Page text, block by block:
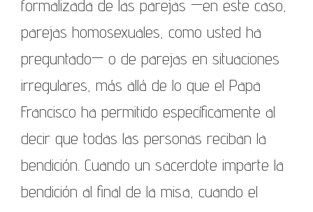
formalizada de las parejas —en este caso,
parejas homosexuales, como usted ha
preguntado— o de parejas en situaciones
irregulares, más allá de lo que el Papa
Francisco ha permitido específicamente al
decir que todas las personas reciban la
bendición. Cuando un sacerdote imparte la
bendición al final de la misa, cuando el